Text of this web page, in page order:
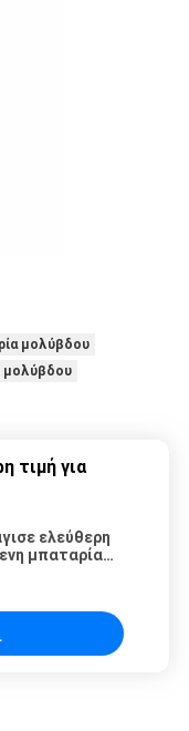
μολύβδου
μολύβδου
τιμή για
ελεύθερη
μπαταρία